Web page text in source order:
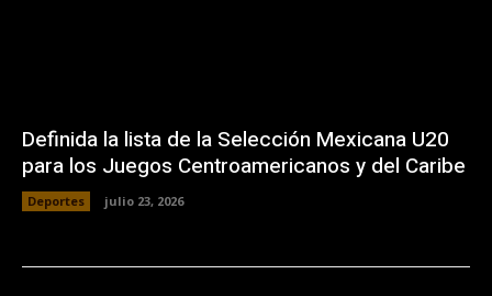
Definida la lista de la Selección Mexicana U20
para los Juegos Centroamericanos y del Caribe
Deportes julio 23, 2026